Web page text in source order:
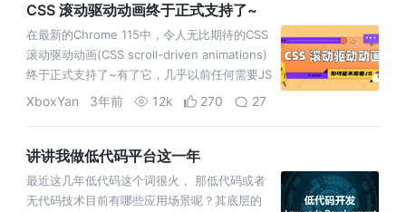
CSS 滚动驱动动画终于正式支持了~
在最新的Chrome 115中，令人无比期待的CSS
滚动驱动动画(CSS scroll-driven animations)
终于正式支持了~有了它，几乎以前任何需要JS
监听滚动的交互都可以纯 CSS
XboxYan 3年前 12k 270 27
讲讲我做低代码平台这一年
最近这几年低代码这个词很火， 那低代码或者
无代码技术目前有哪些应用场景呢？其底层的